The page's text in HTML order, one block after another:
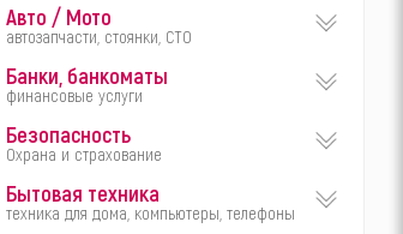
Авто / Мото
автозапчасти, стоянки, СТО
Банки, банкоматы
финансовые услуги
Безопасность
Охрана и страхование
Бытовая техника
техника для дома, компьютеры, телефоны